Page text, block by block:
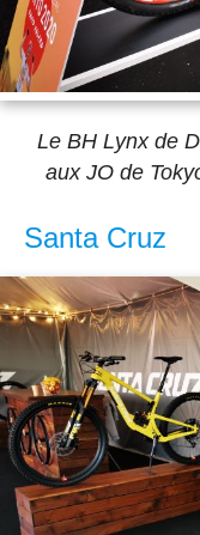
Le BH Lynx de
aux JO de
Santa Cruz